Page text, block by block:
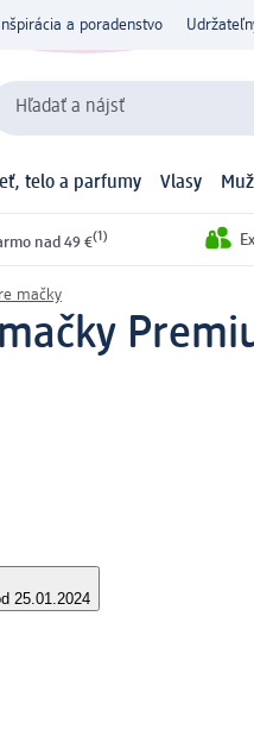
Inšpirácia a poradenstvo
Hľadať a nájsť
telo a parfumy Vlasy
nad 49 €(1)
mačky
25.01.2024